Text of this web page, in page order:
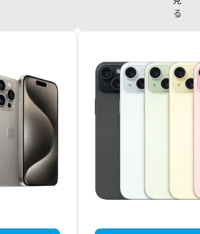
¥117,500
¥104,500
iPhone16 ProMax
iPhone16 ProMax